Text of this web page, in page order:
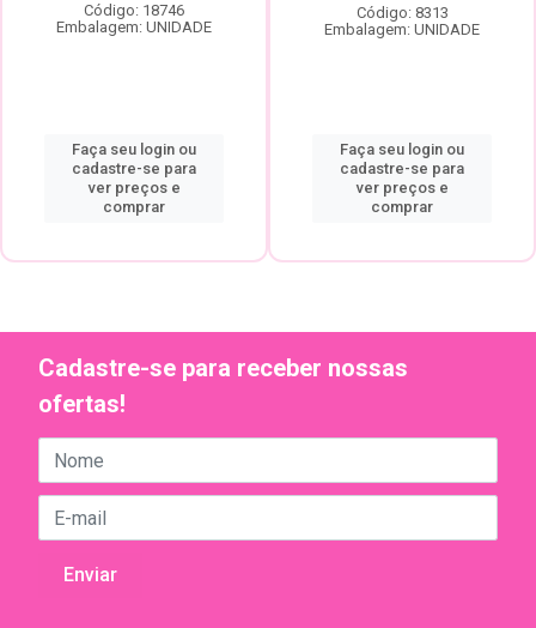
Código: 18746
Embalagem: UNIDADE
Faça seu login ou
cadastre-se para
ver preços e
comprar
Código: 8313
Embalagem: UNIDADE
Faça seu login ou
cadastre-se para
ver preços e
comprar
Cadastre-se para receber nossas
ofertas!